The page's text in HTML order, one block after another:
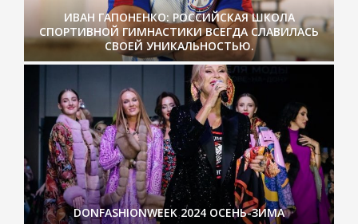
ИВАН ГАПОНЕНКО: РОССИЙСКАЯ ШКОЛА
СПОРТИВНОЙ ГИМНАСТИКИ ВСЕГДА СЛАВИЛАСЬ
СВОЕЙ УНИКАЛЬНОСТЬЮ.
DONFASHIONWEEK 2024 ОСЕНЬ-ЗИМА